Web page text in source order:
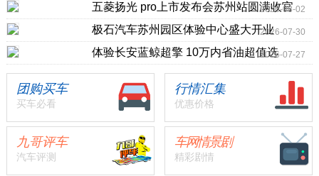
五菱扬光 pro上市发布会苏州站圆满收官
2026-08-02
极石汽车苏州园区体验中心盛大开业2026-07-30
体验长安蓝鲸超擎 10万内省油超值选2026-07-27
团购买车
买车必看
行情汇集
优惠价格
九哥评车
汽车评测
车网情景剧
精彩剧情